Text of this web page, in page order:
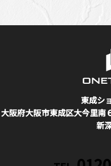
東成シ
大阪府大阪市東成区大今里南
新